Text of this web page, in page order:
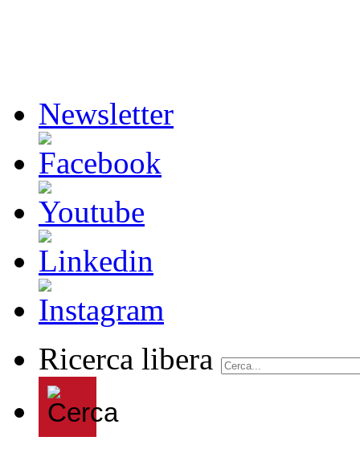
Newsletter
Ricerca libera